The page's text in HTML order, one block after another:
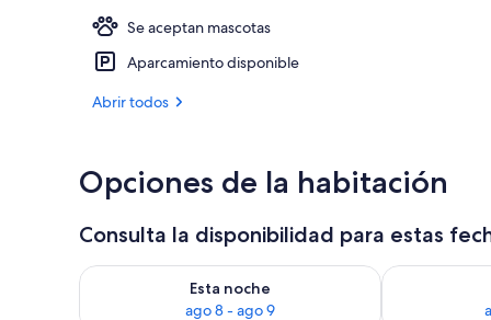
Se aceptan mascotas
Aparcamiento disponible
Abrir todos
Opciones de la habitación
Consulta la disponibilidad para estas
Esta noche
ago 8 - ago 9
Consulta la disponibilidad para esta noche, ago 8 -
Consulta la